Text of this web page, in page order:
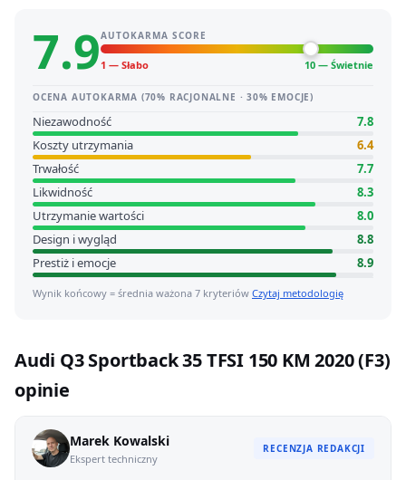
7.9AUTOKARMA SCORE
1 — Słabo 10 — Świetnie
OCENA AUTOKARMA (70% RACJONALNE · 30% EMOCJE)
Niezawodność
7.8
Koszty utrzymania
6.4
Trwałość
7.7
Likwidność
8.3
Utrzymanie wartości
8.0
Design i wygląd
8.8
Prestiż i emocje
8.9
Wynik końcowy = średnia ważona 7 kryteriów Czytaj metodologię
Audi Q3 Sportback 35 TFSI 150 KM 2020 (F3)
opinie
Marek Kowalski
Ekspert techniczny
RECENZJA REDAKCJI